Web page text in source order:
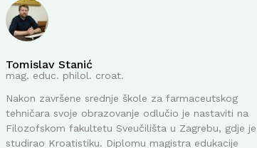
Tomislav Stanić
mag. educ. philol. croat.
Nakon završene srednje škole za farmaceutskog
tehničara svoje obrazovanje odlučio je nastaviti na
Filozofskom fakultetu Sveučilišta u Zagrebu, gdje je
studirao Kroatistiku. Diplomu magistra edukacije